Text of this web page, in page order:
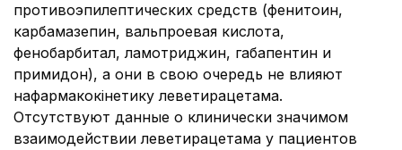
противоэпилептических средств (фенитоин,
карбамазепин, вальпроевая кислота,
фенобарбитал, ламотриджин, габапентин и
примидон), а они в свою очередь не влияют
нафармакокінетику леветирацетама.
Отсутствуют данные о клинически значимом
взаимодействии леветирацетама у пациентов